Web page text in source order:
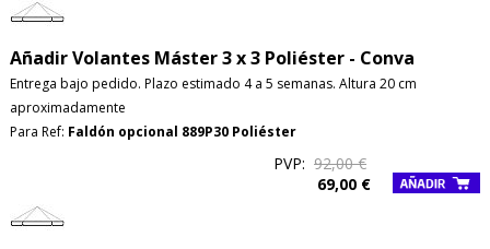
Añadir Volantes Máster 3 x 3 Poliéster - Conva
Entrega bajo pedido. Plazo estimado 4 a 5 semanas. Altura 20 cm
aproximadamente
Para Ref: Faldón opcional 889P30 Poliéster
PVP: 92,00 €
69,00 €